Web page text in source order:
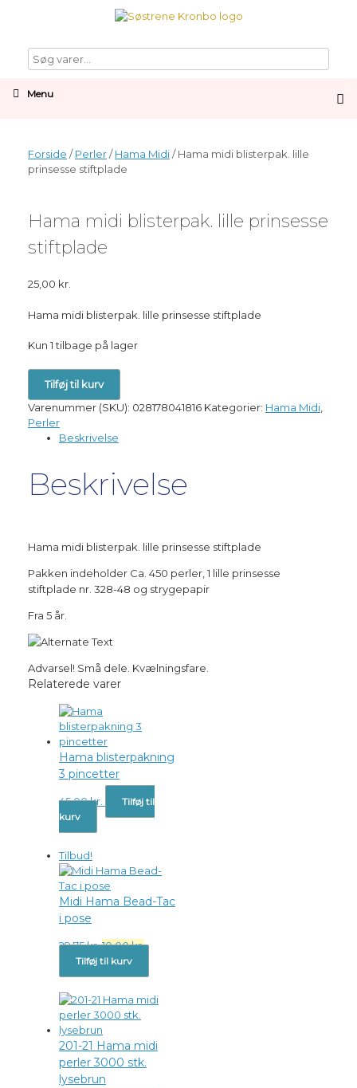
Menu
Forside /Perler/Hama Midi/ Hama midi blisterpak. lille
prinsesse stiftplade
Hama midi blisterpak. lille prinsesse
stiftplade
25,00 kr.
Hama midi blisterpak. lille prinsesse stiftplade
Kun 1 tilbage på lager
Hama
midi
blisterpak.
lille
prinsesse
Tilføj til kurv
Varenummer (SKU): 028178041816 Kategorier: Hama Midi
Perler
Beskrivelse
Beskrivelse
Hama midi blisterpak. lille prinsesse stiftplade
Pakken indeholder Ca. 450 perler, 1 lille prinsesse
stiftplade nr. 328-48 og strygepapir
Fra 5 år.
Advarsel! Små dele. Kvælningsfare.
Relaterede varer
Hama blisterpakning
3 pincetter
45,00kr.
Tilføj til
kurv
Tilbud!
Midi Hama Bead-Tac
i pose
29,75kr.Den
oprindelige
pris
29,75 kr..
10,00kr.Den
pris
10,00 kr..
Tilføj til kurv
201-21 Hama midi
perler 3000 stk.
lysebrun